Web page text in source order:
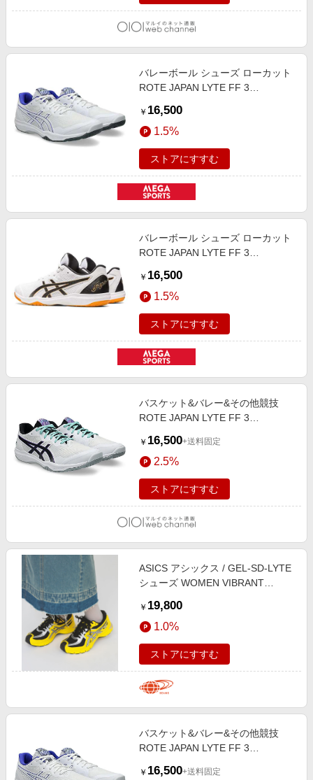
バレーボール シューズ ローカット
ROTE JAPAN LYTE FF 3
1053A054. 106
￥ 16,500
1.5%
ストアにすすむ
バレーボール シューズ ローカット
ROTE JAPAN LYTE FF 3
￥ 16,500
1.5%
ストアにすすむ
バスケット&バレー&その他競技
ROTE JAPAN LYTE FF 3
￥ 16,500+送料固定
2.5%
ストアにすすむ
ASICS アシックス / GEL-SD-LYTE
シューズ WOMEN VIBRANT
￥ 19,800
1.0%
ストアにすすむ
バスケット&バレー&その他競技
ROTE JAPAN LYTE FF 3
￥ 16,500+送料固定